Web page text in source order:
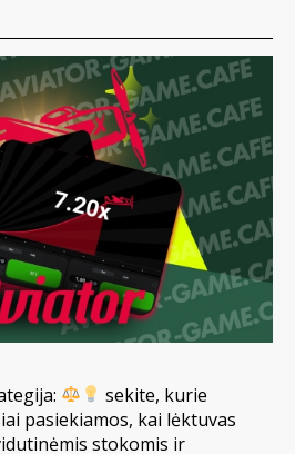
sekite, kurie
pasiekiamos, kai lėktuvas
stokomis ir